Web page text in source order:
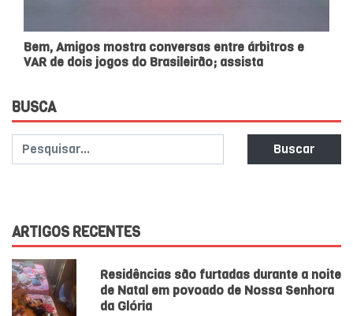
Bem, Amigos mostra conversas entre árbitros e
VAR de dois jogos do Brasileirão; assista
BUSCA
Buscar
ARTIGOS RECENTES
Residências são furtadas durante a noite
de Natal em povoado de Nossa Senhora
da Glória